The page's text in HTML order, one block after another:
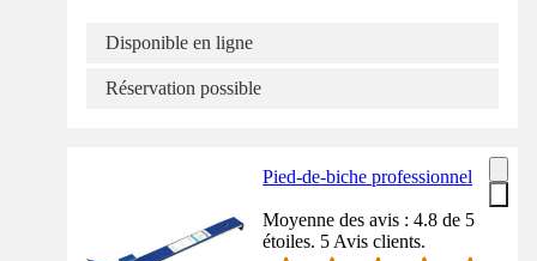
Disponible en ligne
Réservation possible
Pied-de-biche professionnel
Moyenne des avis : 4.8 de 5
étoiles. 5 Avis clients.